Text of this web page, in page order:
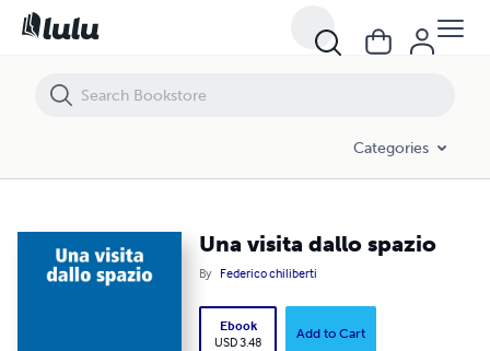
Categories
Una visita dallo spazio
By Federico chiliberti
Ebook
USD 3.48
Add to Cart
Una visita dallo spazio